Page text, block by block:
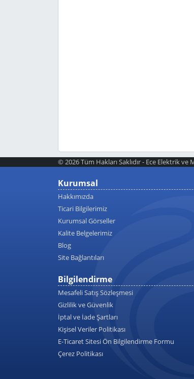
© 2026 Tüm Hakları Saklıdır - Ece Elektrik ve
Kurumsal
Hakkımızda
Ticari Bilgilerimiz
Kurumsal Görseller
Kalite Belgelerimiz
Blog
Site Bağlantıları
Bilgilendirme
Mesafeli Satış Sözleşmesi
Gizlilik ve Güvenlik
İptal ve İade Şartları
Kişisel Veriler Politikası
E-Ticaret Sitesi Ön Bilgilendirme Formu
Çerez Politikası